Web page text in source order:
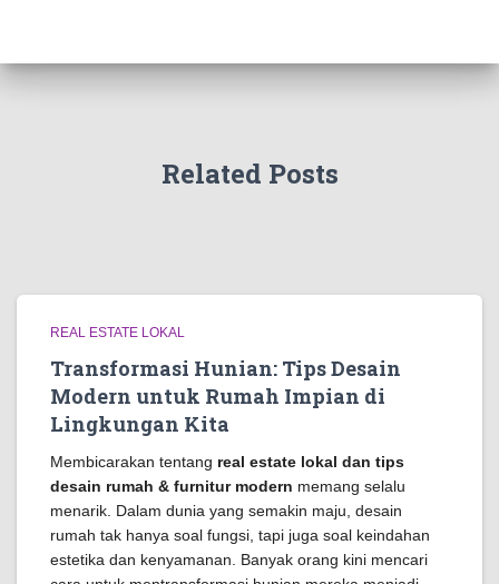
Related Posts
REAL ESTATE LOKAL
Transformasi Hunian: Tips Desain
Modern untuk Rumah Impian di
Lingkungan Kita
Membicarakan tentang real estate lokal dan tips
desain rumah & furnitur modern memang selalu
menarik. Dalam dunia yang semakin maju, desain
rumah tak hanya soal fungsi, tapi juga soal keindahan
estetika dan kenyamanan. Banyak orang kini mencari